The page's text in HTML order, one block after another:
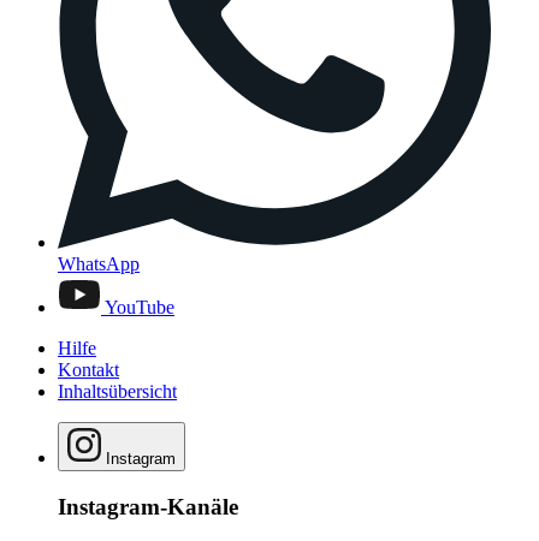
WhatsApp
YouTube
Hilfe
Kontakt
Inhaltsübersicht
Instagram
Instagram-Kanäle